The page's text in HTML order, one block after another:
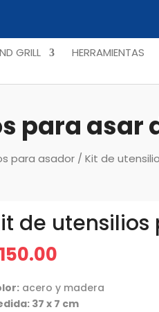
GRILL HERRAMIENTAS
para asar
para asador / Kit de
de utensilios
150.00
acero y madera
37 x 7 cm